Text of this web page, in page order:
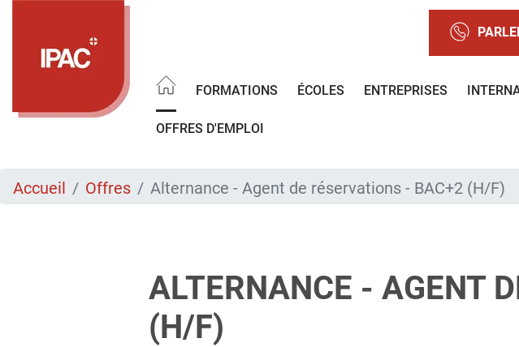
FORMATIONS ÉCOLES ENTREPRISES
OFFRES D'EMPLOI
Accueil Offres Alternance - Agent de réservations - BAC+2 (H/F)
ALTERNANCE - AGENT
(H/F)